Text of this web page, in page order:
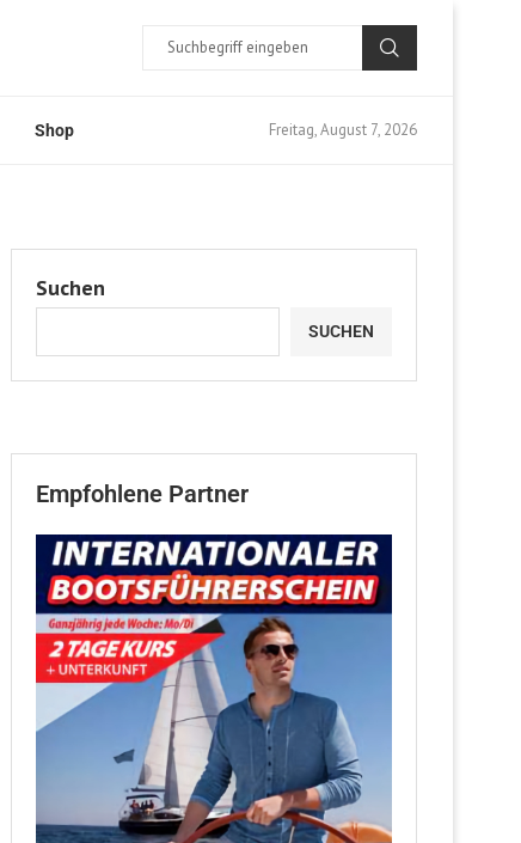
Shop Freitag, August 7, 2026
Suchen
SUCHEN
Empfohlene Partner